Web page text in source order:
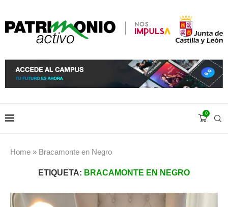
0
Home » Bracamonte en Negro
ETIQUETA: BRACAMONTE EN NEGRO